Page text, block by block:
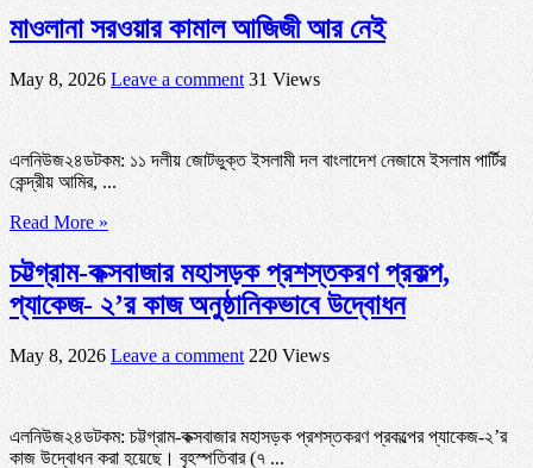
মাওলানা সরওয়ার কামাল আজিজী আর নেই
May 8, 2026 Leave a comment 31 Views
এলনিউজ২৪ডটকম: ১১ দলীয় জোটভুক্ত ইসলামী দল বাংলাদেশ নেজামে ইসলাম পার্টির
কেন্দ্রীয় আমির, ...
Read More »
চট্টগ্রাম-কক্সবাজার মহাসড়ক প্রশস্তকরণ প্রকল্প,
প্যাকেজ- ২’র কাজ অনুষ্ঠানিকভাবে উদ্বোধন
May 8, 2026 Leave a comment 220 Views
এলনিউজ২৪ডটকম: চট্টগ্রাম-কক্সবাজার মহাসড়ক প্রশস্তকরণ প্রকল্পের প্যাকেজ-২’র
কাজ উদ্বোধন করা হয়েছে। বৃহস্পতিবার (৭ ...